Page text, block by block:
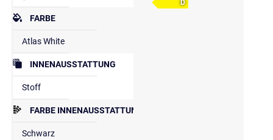
FARBE
Atlas White
INNENAUSSTATTUNG
Stoff
FARBE INNENAUSSTATTUNG
Schwarz
D